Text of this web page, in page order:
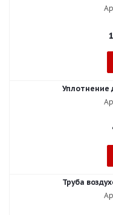
Уплотнение
Труба